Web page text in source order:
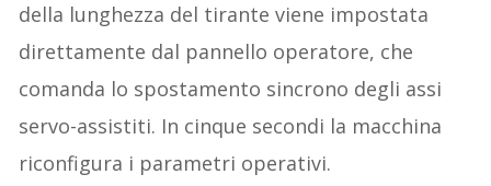
della lunghezza del tirante viene impostata
direttamente dal pannello operatore, che
comanda lo spostamento sincrono degli assi
servo-assistiti. In cinque secondi la macchina
riconfigura i parametri operativi.